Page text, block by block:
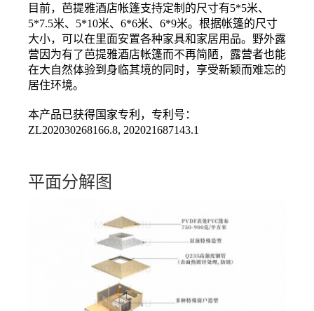
目前，芭提雅酒店帐篷支持定制的尺寸有5*5米、
5*7.5米、5*10米、6*6米、6*9米。根据帐篷的尺寸
大小，可以在里面安置各种家具和家居用品。野外露
营因为有了芭提雅酒店帐篷而不再简陋，露营者也能
在大自然体验到身临其境的同时，享受新颖而难忘的
居住环境。
本产品已获得国家专利，专利号：
ZL202030268166.8, 202021687143.1
平面分解图